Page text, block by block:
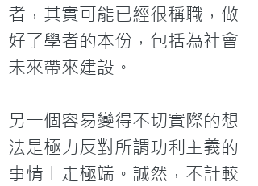
者，其實可能已經很稱職，做
好了學者的本份，包括為社會
未來帶來建設。
另一個容易變得不切實際的想
法是極力反對所謂功利主義的
事情上走極端。誠然，不計較